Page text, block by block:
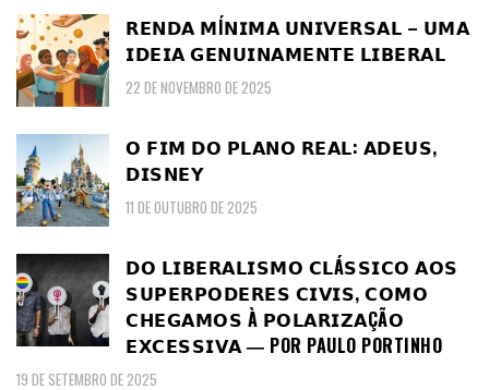
𝗥𝗘𝗡𝗗𝗔 𝗠Í𝗡𝗜𝗠𝗔 𝗨𝗡𝗜𝗩𝗘𝗥𝗦𝗔𝗟 – 𝗨𝗠𝗔
𝗜𝗗𝗘𝗜𝗔 𝗚𝗘𝗡𝗨𝗜𝗡𝗔𝗠𝗘𝗡𝗧𝗘 𝗟𝗜𝗕𝗘𝗥𝗔𝗟
22 DE NOVEMBRO DE 2025
𝗢 𝗙𝗜𝗠 𝗗𝗢 𝗣𝗟𝗔𝗡𝗢 𝗥𝗘𝗔𝗟: 𝗔𝗗𝗘𝗨𝗦,
𝗗𝗜𝗦𝗡𝗘𝗬
11 DE OUTUBRO DE 2025
𝗗𝗢 𝗟𝗜𝗕𝗘𝗥𝗔𝗟𝗜𝗦𝗠𝗢 𝗖𝗟Á𝗦𝗦𝗜𝗖𝗢 𝗔𝗢𝗦
𝗦𝗨𝗣𝗘𝗥𝗣𝗢𝗗𝗘𝗥𝗘𝗦 𝗖𝗜𝗩𝗜𝗦, 𝗖𝗢𝗠𝗢
𝗖𝗛𝗘𝗚𝗔𝗠𝗢𝗦 À 𝗣𝗢𝗟𝗔𝗥𝗜𝗭𝗔ÇÃ𝗢
𝗘𝗫𝗖𝗘𝗦𝗦𝗜𝗩𝗔 ― POR PAULO PORTINHO
19 DE SETEMBRO DE 2025